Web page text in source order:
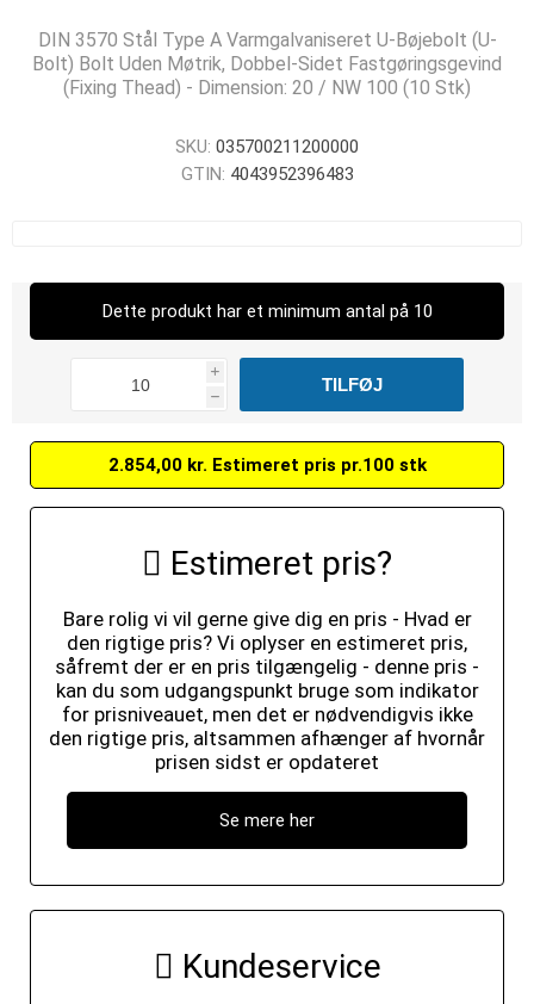
DIN 3570 Stål Type A Varmgalvaniseret U-Bøjebolt (U-
Bolt) Bolt Uden Møtrik, Dobbel-Sidet Fastgøringsgevind
(Fixing Thead) - Dimension: 20 / NW 100 (10 Stk)
SKU: 035700211200000
GTIN: 4043952396483
Dette produkt har et minimum antal på 10
i
h
2.854,00 kr. Estimeret pris pr.100 stk
Estimeret pris?
Bare rolig vi vil gerne give dig en pris - Hvad er
den rigtige pris? Vi oplyser en estimeret pris,
såfremt der er en pris tilgængelig - denne pris -
kan du som udgangspunkt bruge som indikator
for prisniveauet, men det er nødvendigvis ikke
den rigtige pris, altsammen afhænger af hvornår
prisen sidst er opdateret
Se mere her
Kundeservice